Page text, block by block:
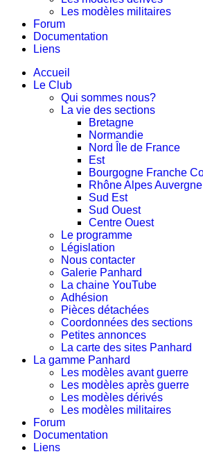
Les modèles militaires
Forum
Documentation
Liens
Accueil
Le Club
Qui sommes nous?
La vie des sections
Bretagne
Normandie
Nord Île de France
Est
Bourgogne Franche
Rhône Alpes Auvergne
Sud Est
Sud Ouest
Centre Ouest
Le programme
Législation
Nous contacter
Galerie Panhard
La chaine YouTube
Adhésion
Pièces détachées
Coordonnées des sections
Petites annonces
La carte des sites Panhard
La gamme Panhard
Les modèles avant guerre
Les modèles après guerre
Les modèles dérivés
Les modèles militaires
Forum
Documentation
Liens